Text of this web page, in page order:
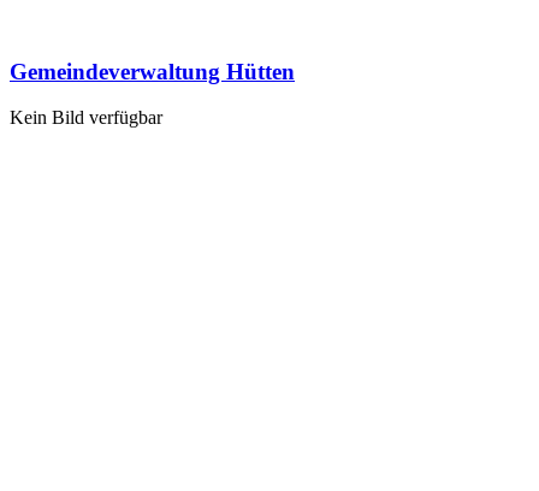
Gemeindeverwaltung Hütten
Kein Bild verfügbar